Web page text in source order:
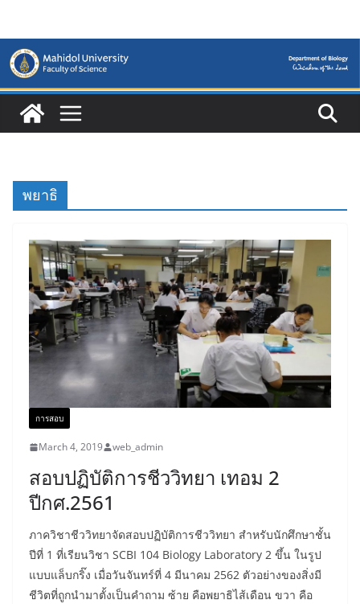
content
พยาธิ
การสอบ
March 4, 2019 web_admin
สอบปฏิบัติการชีววิทยา เทอม 2
ปีกศ.2561
ภาควิชาชีววิทยาจัดสอบปฏิบัติการชีววิทยา สำหรับนักศึกษาชั้น
ปีที่ 1 ที่เรียนวิชา SCBI 104 Biology Laboratory 2 ขึ้น ในรูป
แบบแล็บกริ๊ง เมื่อวันจันทร์ที่ 4 มีนาคม 2562 ตัวอย่างของสิ่งมี
ชีวิตที่ถูกนำมาตั้งเป็นคำถาม ซ้าย คือพยาธิไส้เดือน ขวา คือ